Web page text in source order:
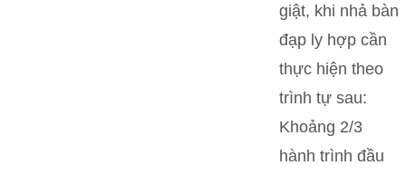
giật, khi nhả bàn
đạp ly hợp cần
thực hiện theo
trình tự sau:
Khoảng 2/3
hành trình đầu